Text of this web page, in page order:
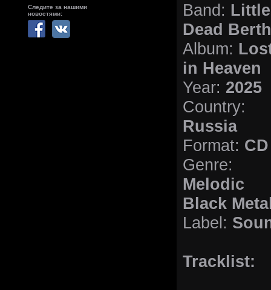
Следите за нашими
новостями:
Band: Little
Dead
Album:
in Heaven
Year: 2025
Country:
Russia
Format: CD
Genre:
Melodic
Black
Label:
Tracklist: